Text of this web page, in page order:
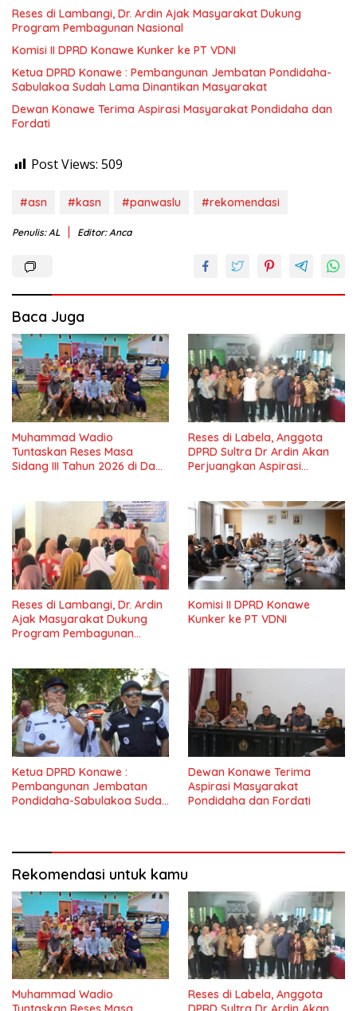
Reses di Lambangi, Dr. Ardin Ajak Masyarakat Dukung
Program Pembagunan Nasional
Komisi II DPRD Konawe Kunker ke PT VDNI
Ketua DPRD Konawe : Pembangunan Jembatan Pondidaha-
Sabulakoa Sudah Lama Dinantikan Masyarakat
Dewan Konawe Terima Aspirasi Masyarakat Pondidaha dan
Fordati
Post Views: 509
#asn #kasn #panwaslu #rekomendasi
Penulis: AL Editor: Anca
Baca Juga
Muhammad Wadio
Tuntaskan Reses Masa
Sidang III Tahun 2026 di Dapil
Reses di Labela, Anggota
DPRD Sultra Dr Ardin Akan
Perjuangkan Aspirasi
Reses di Lambangi, Dr. Ardin
Ajak Masyarakat Dukung
Program Pembagunan
Komisi II DPRD Konawe
Kunker ke PT VDNI
Ketua DPRD Konawe :
Pembangunan Jembatan
Pondidaha-Sabulakoa Sudah
Dewan Konawe Terima
Aspirasi Masyarakat
Pondidaha dan Fordati
Rekomendasi untuk kamu
Muhammad Wadio
Reses di Labela, Anggota